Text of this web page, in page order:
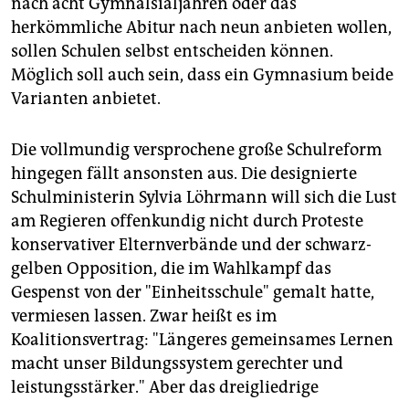
herkömmliche Abitur nach neun anbieten wollen,
sollen Schulen selbst entscheiden können.
Möglich soll auch sein, dass ein Gymnasium beide
Varianten anbietet.
Die vollmundig versprochene große Schulreform
hingegen fällt ansonsten aus. Die designierte
Schulministerin Sylvia Löhrmann will sich die Lust
am Regieren offenkundig nicht durch Proteste
konservativer Elternverbände und der schwarz-
gelben Opposition, die im Wahlkampf das
Gespenst von der "Einheitsschule" gemalt hatte,
vermiesen lassen. Zwar heißt es im
Koalitionsvertrag: "Längeres gemeinsames Lernen
macht unser Bildungssystem gerechter und
leistungsstärker." Aber das dreigliedrige